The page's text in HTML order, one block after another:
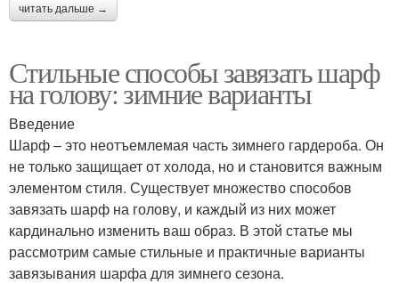
читать дальше →
Стильные способы завязать шарф
на голову: зимние варианты
Введение
Шарф – это неотъемлемая часть зимнего гардероба. Он
не только защищает от холода, но и становится важным
элементом стиля. Существует множество способов
завязать шарф на голову, и каждый из них может
кардинально изменить ваш образ. В этой статье мы
рассмотрим самые стильные и практичные варианты
завязывания шарфа для зимнего сезона.